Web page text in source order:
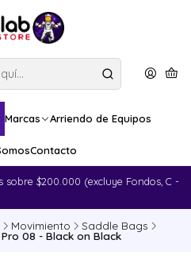
Marcas Arriendo de Equipos
Contacto
sobre $200.000 (excluye Fondos, C -
Movimiento Saddle Bags
08 - Black on Black